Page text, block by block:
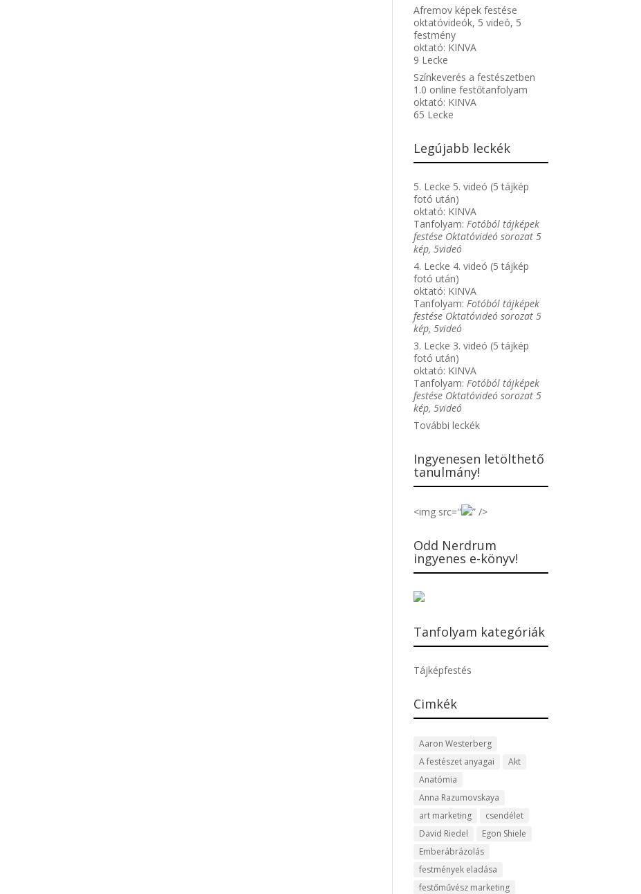
Afremov képek festése
oktatóvideók, 5 videó, 5
festmény
oktató: KINVA
9 Lecke
Színkeverés a festészetben
1.0 online festőtanfolyam
oktató: KINVA
65 Lecke
Legújabb leckék
5. Lecke 5. videó (5 tájkép
fotó után)
oktató: KINVA
Tanfolyam:Fotóból tájképek
festése Oktatóvideó sorozat 5
kép, 5videó
4. Lecke 4. videó (5 tájkép
fotó után)
oktató: KINVA
Tanfolyam:Fotóból tájképek
festése Oktatóvideó sorozat 5
kép, 5videó
3. Lecke 3. videó (5 tájkép
fotó után)
oktató: KINVA
Tanfolyam:Fotóból tájképek
festése Oktatóvideó sorozat 5
kép, 5videó
További leckék
Ingyenesen letölthető
tanulmány!
<img src=" ” />
Odd Nerdrum
ingyenes e-könyv!
Tanfolyam kategóriák
Tájképfestés
Cimkék
Aaron Westerberg
A festészet anyagai
Akt
Anatómia
Anna Razumovskaya
art marketing
csendélet
David Riedel
Egon Shiele
Emberábrázolás
festmények eladása
festőművész marketing